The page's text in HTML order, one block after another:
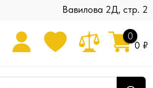
Вавилова 2Д, стр. 2
0
0 ₽